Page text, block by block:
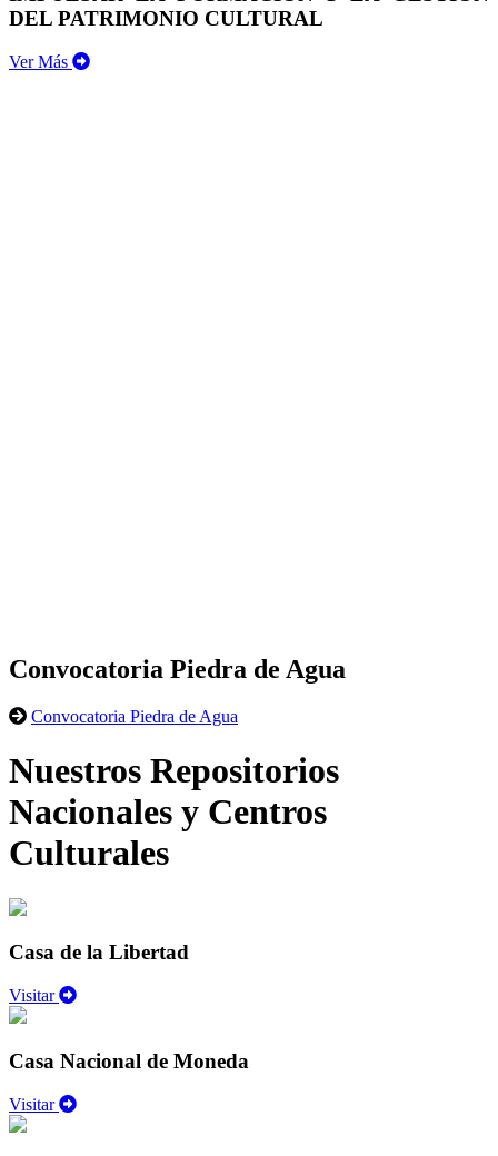
DEL PATRIMONIO CULTURAL
Ver Más
Convocatoria Piedra de Agua
Convocatoria Piedra de Agua
Nuestros Repositorios
Nacionales y Centros
Culturales
Casa de la Libertad
Visitar
Casa Nacional de Moneda
Visitar